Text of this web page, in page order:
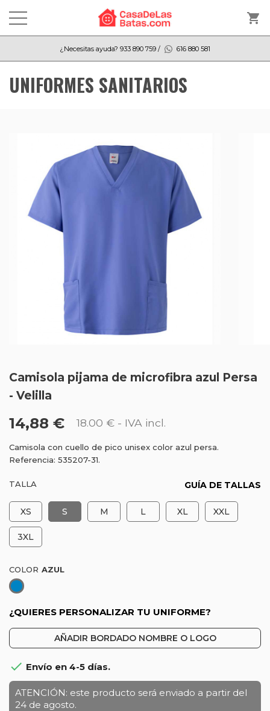
shopping_cart
¿Necesitas ayuda? 933 890 759 / 616 880 581
UNIFORMES SANITARIOS
Camisola pijama de microfibra azul Persa
- Velilla
14,88 € 18.00 € - IVA incl.
Camisola con cuello de pico unisex color azul persa.
Referencia: 535207-31.
TALLA GUÍA DE TALLAS
XS S M L XL XXL
3XL
COLOR
Azul
¿QUIERES PERSONALIZAR TU UNIFORME?
AÑADIR BORDADO NOMBRE O LOGO
 Envío en 4-5 días.
ATENCIÓN: este producto será enviado a partir del
24 de agosto.